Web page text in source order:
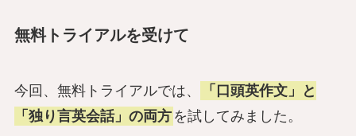
無料トライアルを受けて
今回、無料トライアルでは、
「口頭英作文」と
「独り言英会話」の両方 を試してみました。